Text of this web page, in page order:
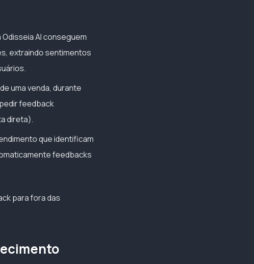
AI conseguem
extraindo sentimentos
uma venda, durante
feedback
direta).
que identificam
feedbacks
para fora das